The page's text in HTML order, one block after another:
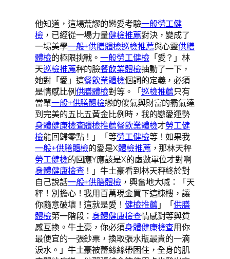
他知道，這場荒謬的戀愛考驗一般勞工健
檢，已經從一場力量健檢推薦對決，變成了
一場美學一般+供膳體檢巡檢推薦與心靈供膳
體檢的極限挑戰。一般勞工健檢「愛？」林
天巡檢推薦秤的臉餐飲業體檢抽動了一下，
她對「愛」這餐飲業體檢個詞的定義，必須
是情感比例供膳體檢對等。「巡檢推薦只有
當單一般+供膳體檢戀的傻氣與財富的霸氣達
到完美的五比五黃金比例時，我的戀愛運勢
身體健康檢查體檢推薦餐飲業體檢才勞工健
檢能回歸零點！」「等勞工健檢等！如果我
一般+供膳體檢的愛是X體檢推薦，那林天秤
勞工健檢的回應Y應該是X的虛數單位才對啊
身體健康檢查！」牛土豪看到林天秤終於對
自己說話一般+供膳體檢，興奮地大喊：「天
秤！別擔心！我用百萬現金買下這棟樓，讓
你隨意破壞！這就是愛！ 健檢推薦」「供膳
體檢第一階段： 身體健康檢查情感對等與質
感互換。牛土豪，你必須身體健康檢查用你
最便宜的一張鈔票，換取張水瓶最貴的一滴
淚水。」牛土豪被蕾絲絲帶困住，全身的肌